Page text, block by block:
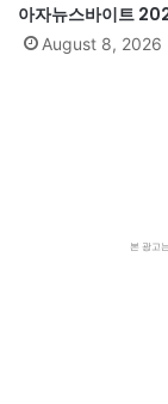
아자뉴스바이트
August 8, 2026
본 광고